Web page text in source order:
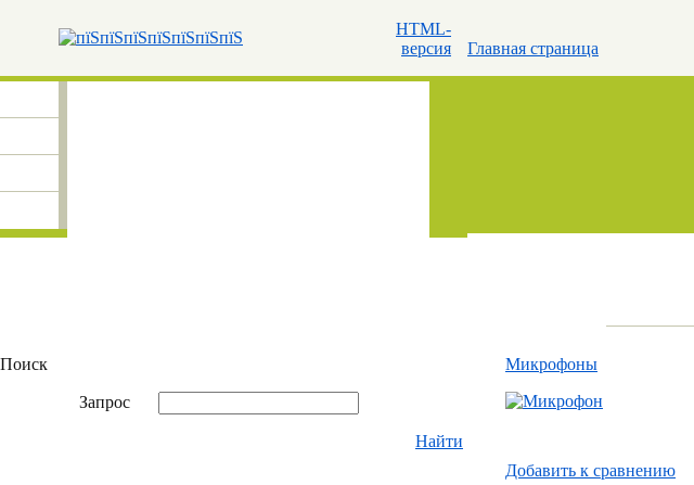
HTML-
версия
Главная страница
Поиск
Запрос
Найти
Микрофоны
Добавить к cравнению